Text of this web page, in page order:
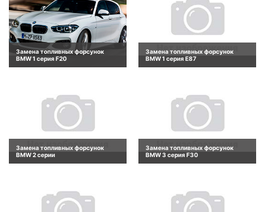
Замена топливных форсунок
BMW 1 серия F20
Замена топливных форсунок
BMW 1 серия E87
Замена топливных форсунок
BMW 2 серии
Замена топливных форсунок
BMW 3 серия F30